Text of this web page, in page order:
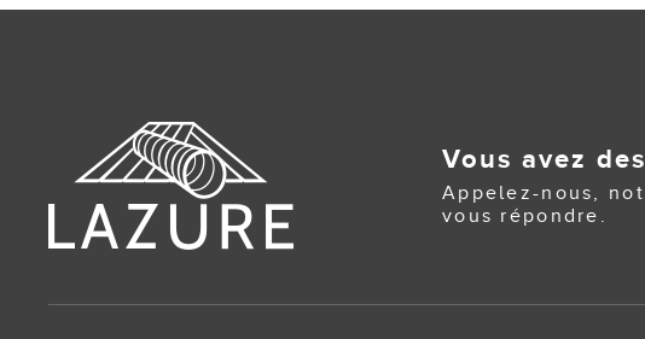
Vous avez
Appelez-nous,
vous répondre.